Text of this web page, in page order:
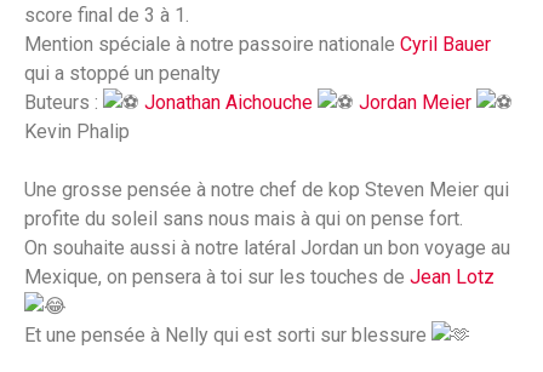
score final de 3 à 1.
Mention spéciale à notre passoire nationale Cyril Bauer
qui a stoppé un penalty
Buteurs :
Jonathan Aichouche
Jordan Meier
Kevin Phalip
Une grosse pensée à notre chef de kop Steven Meier qui
profite du soleil sans nous mais à qui on pense fort.
On souhaite aussi à notre latéral Jordan un bon voyage au
Mexique, on pensera à toi sur les touches de Jean Lotz
Et une pensée à Nelly qui est sorti sur blessure